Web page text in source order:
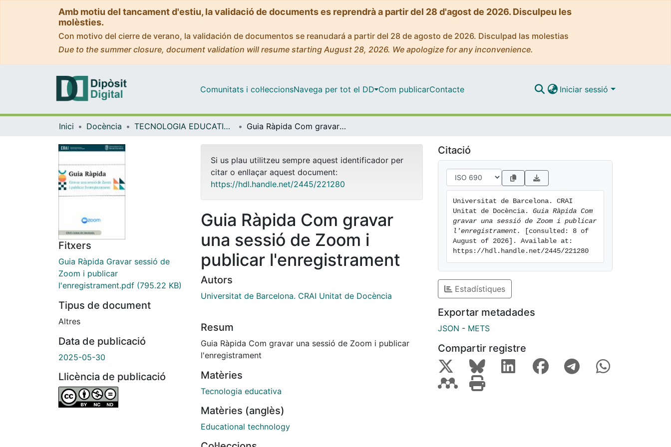
Amb motiu del tancament d'estiu, la validació de documents es reprendrà a partir del 28 d'agost de 2026. Disculpeu les
molèsties.
Con motivo del cierre de verano, la validación de documentos se reanudará a partir del 28 de agosto de 2026. Disculpad las molestias
Due to the summer closure, document validation will resume starting August 28, 2026. We apologize for any inconvenience.
Comunitats i col·leccionsNavega per tot el DD Com publicarContacte Iniciar sessió
Inici Docència TECNOLOGIA EDUCATIVA (TAC/TIC) Guia Ràpida Com gravar una sessió de Zoom i publicar l'enregistrament
Fitxers
Guia Ràpida Gravar sessió de
Zoom i publicar
l'enregistrament.pdf (795.22 KB)
Tipus de document
Altres
Data de publicació
2025-05-30
Llicència de publicació
Si us plau utilitzeu sempre aquest identificador per
citar o enllaçar aquest document:
https://hdl.handle.net/2445/221280
Guia Ràpida Com gravar
una sessió de Zoom i
publicar l'enregistrament
Autors
Universitat de Barcelona. CRAI Unitat de Docència
Resum
Guia Ràpida Com gravar una sessió de Zoom i publicar
l'enregistrament
Matèries
Tecnologia educativa
Matèries (anglès)
Educational technology
Citació
Universitat de Barcelona. CRAI
Unitat de Docència. Guia Ràpida Com
gravar una sessió de Zoom i publicar
l'enregistrament.
[consulted: 8 of
August of 2026]. Available at:
https://hdl.handle.net/2445/221280
Estadístiques
Exportar metadades
JSON - METS
Compartir registre